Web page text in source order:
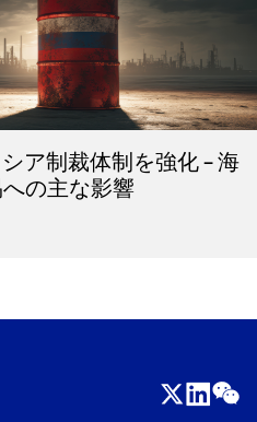
ア制裁体制を強化 – 海
の主な影響